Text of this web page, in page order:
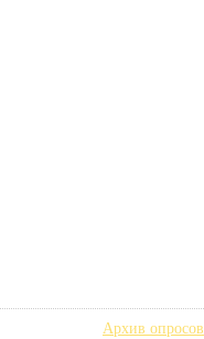
Архив опросов